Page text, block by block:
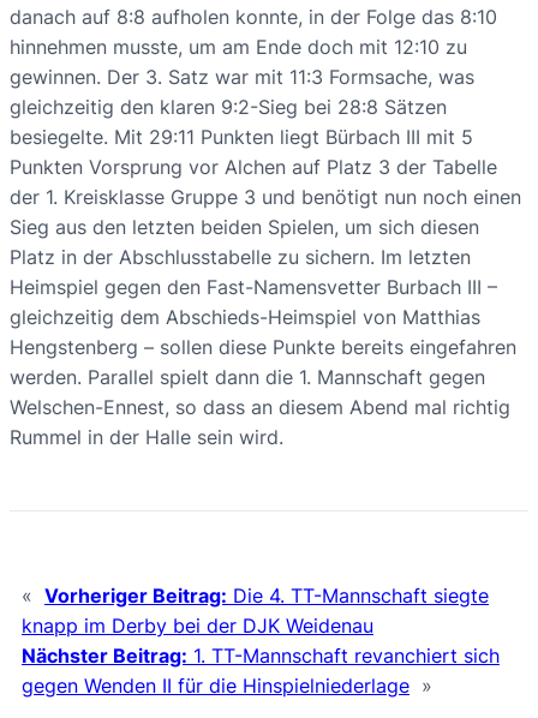
danach auf 8:8 aufholen konnte, in der Folge das 8:10
hinnehmen musste, um am Ende doch mit 12:10 zu
gewinnen. Der 3. Satz war mit 11:3 Formsache, was
gleichzeitig den klaren 9:2-Sieg bei 28:8 Sätzen
besiegelte. Mit 29:11 Punkten liegt Bürbach III mit 5
Punkten Vorsprung vor Alchen auf Platz 3 der Tabelle
der 1. Kreisklasse Gruppe 3 und benötigt nun noch einen
Sieg aus den letzten beiden Spielen, um sich diesen
Platz in der Abschlusstabelle zu sichern. Im letzten
Heimspiel gegen den Fast-Namensvetter Burbach III –
gleichzeitig dem Abschieds-Heimspiel von Matthias
Hengstenberg – sollen diese Punkte bereits eingefahren
werden. Parallel spielt dann die 1. Mannschaft gegen
Welschen-Ennest, so dass an diesem Abend mal richtig
Rummel in der Halle sein wird.
« Vorheriger Beitrag: Die 4. TT-Mannschaft siegte
knapp im Derby bei der DJK Weidenau
Nächster Beitrag: 1. TT-Mannschaft revanchiert sich
gegen Wenden II für die Hinspielniederlage »